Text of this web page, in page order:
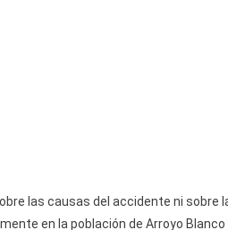
las causas del accidente ni sobre
en la población de Arroyo